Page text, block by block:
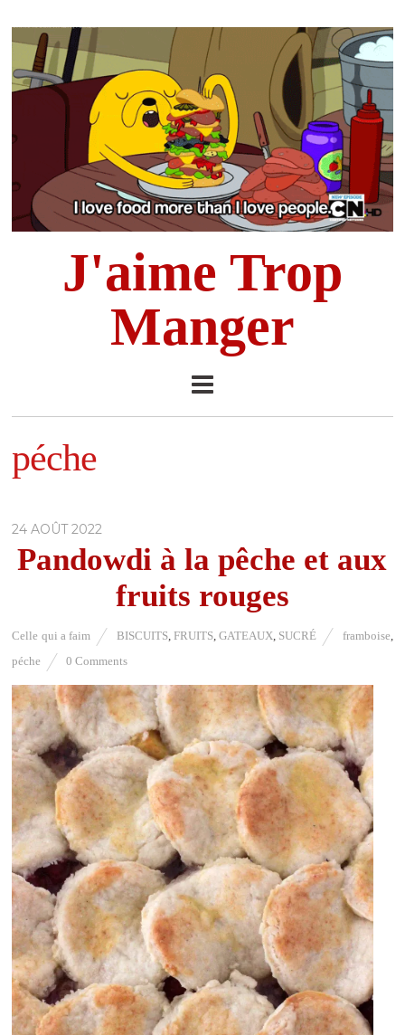
J'aime Trop
Manger
péche
24 AOÛT 2022
Pandowdi à la pêche et aux
fruits rouges
Celle qui a faim BISCUITS, FRUITS,GATEAUX SUCRÉ framboise
péche
0 Comments